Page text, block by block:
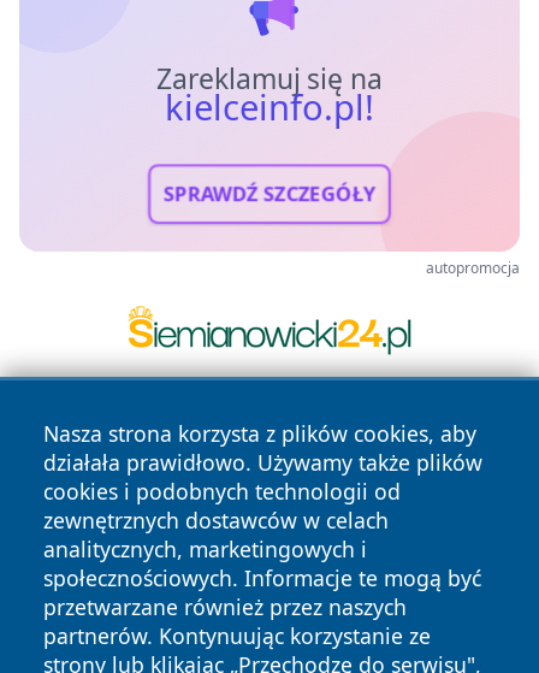
Zareklamuj się na
kielceinfo.pl!
SPRAWDŹ SZCZEGÓŁY
autopromocja
Nasza strona korzysta z plików cookies, aby
działała prawidłowo. Używamy także plików
cookies i podobnych technologii od
zewnętrznych dostawców w celach
analitycznych, marketingowych i
społecznościowych. Informacje te mogą być
przetwarzane również przez naszych
partnerów. Kontynuując korzystanie ze
strony lub klikając „Przechodzę do serwisu",
Copyright © 2026 kielceinfo.pl Wszystkie prawa zastrzeżone.
News Autorzy
Polityka
Prywatności
Polityka
Cookies